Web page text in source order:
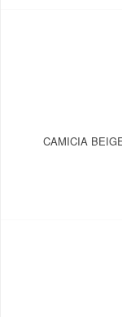
CAMICIA